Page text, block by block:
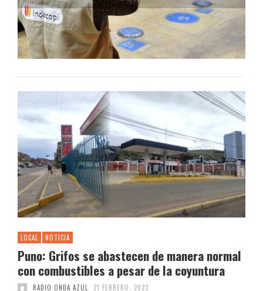
LOCAL NOTICIA
Puno: Grifos se abastecen de manera normal
con combustibles a pesar de la coyuntura
RADIO ONDA AZUL 21 FEBRERO, 2023